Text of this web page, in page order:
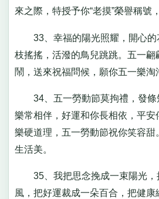
來之際，特授予你“老摸”榮譽稱號
33、幸福的陽光照耀，開心的
枝搖搖，活潑的鳥兒跳跳。五一翩
鬧，送來祝福問候，願你五一樂淘
34、五一勞動節莫拘禮，發條
樂常相伴，好運和你長相依，平安
樂硬道理，五一勞動節祝你笑容甜
生活美。
35、我把思念挽成一束陽光，
風，把好運裁成一朵百合，把健